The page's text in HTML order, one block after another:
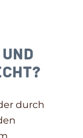
durch